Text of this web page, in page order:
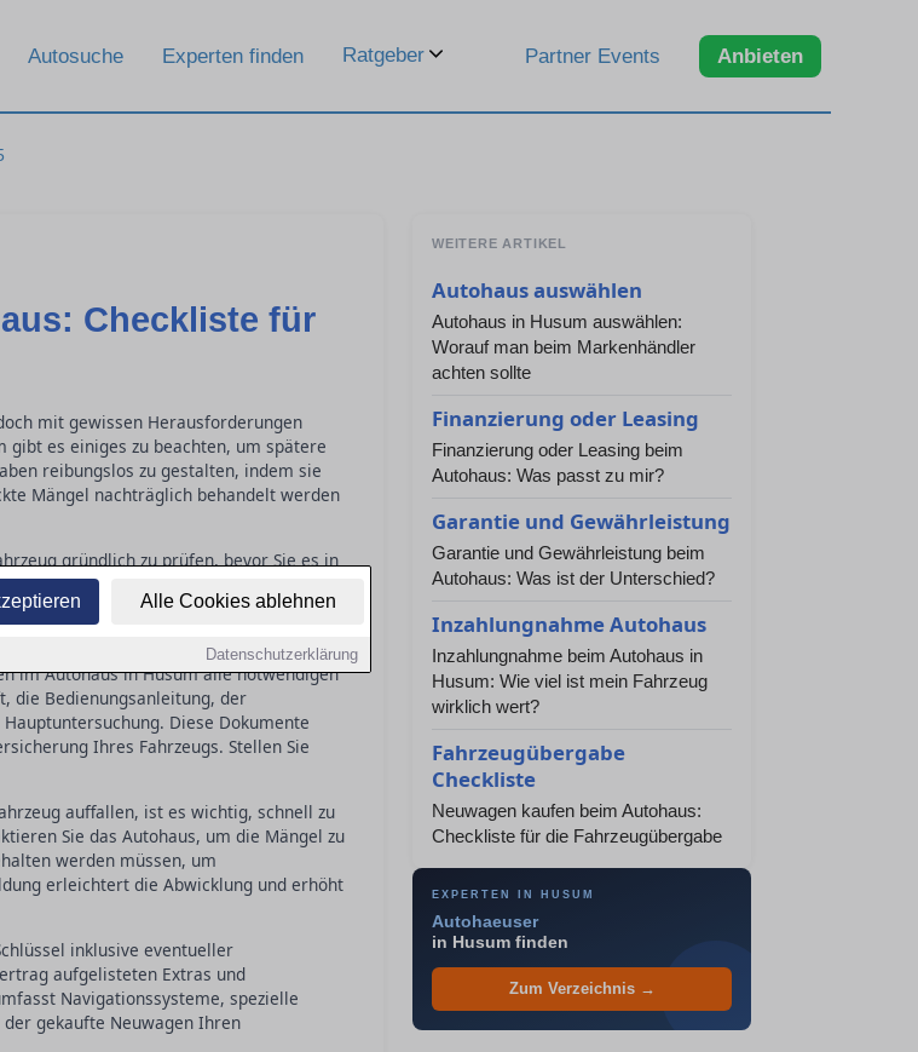
Alle Cookies ablehnen
Datenschutzerklärung
Autosuche Experten finden Ratgeber Partner Events Anbieten
Checkliste für
mit gewissen Herausforderungen
gibt es einiges zu beachten, um spätere
reibungslos zu gestalten, indem sie
Mängel nachträglich behandelt werden
gründlich zu prüfen, bevor Sie es in
Sie alle Funktionen, wie Beleuchtung
Solche Inspektionen helfen, spätere
Zustand ist.
im Autohaus in Husum alle notwendigen
die Bedienungsanleitung, der
Diese Dokumente
Ihres Fahrzeugs. Stellen Sie
auffallen, ist es wichtig, schnell zu
Sie das Autohaus, um die Mängel zu
werden müssen, um
erleichtert die Abwicklung und erhöht
inklusive eventueller
aufgelisteten Extras und
Navigationssysteme, spezielle
der gekaufte Neuwagen Ihren
WEITERE ARTIKEL
Autohaus auswählen
Autohaus in Husum auswählen:
Worauf man beim Markenhändler
achten sollte
Finanzierung oder Leasing
Finanzierung oder Leasing beim
Autohaus: Was passt zu mir?
Garantie und Gewährleistung
Garantie und Gewährleistung beim
Autohaus: Was ist der Unterschied?
Inzahlungnahme Autohaus
Inzahlungnahme beim Autohaus in
Husum: Wie viel ist mein Fahrzeug
wirklich wert?
Fahrzeugübergabe
Checkliste
Neuwagen kaufen beim Autohaus:
Checkliste für die Fahrzeugübergabe
EXPERTEN IN HUSUM
Autohaeuser
in Husum finden
Zum Verzeichnis →